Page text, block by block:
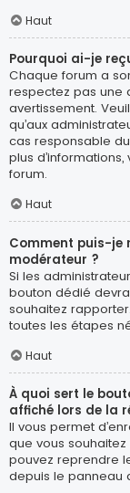
Haut
Pourquoi ai-je
Chaque forum a
respectez pas une
avertissement.
qu’aux
cas responsable
plus
forum.
Haut
Comment puis-je
modérateur ?
Si les
bouton dédié
souhaitez
toutes les étapes
Haut
À quoi sert le
affiché lors de la
Il vous permet
que vous
pouvez reprendre
depuis le panneau